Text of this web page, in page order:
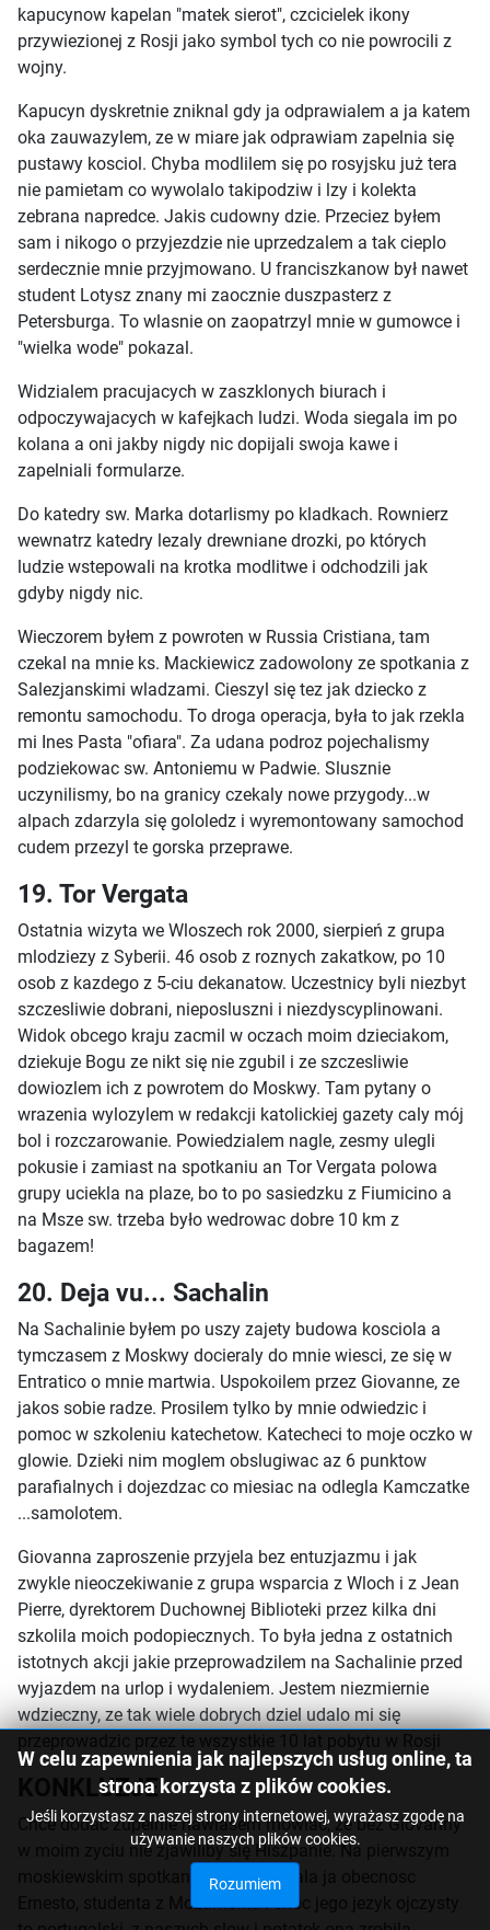
kapucynow kapelan "matek sierot", czcicielek ikony
przywiezionej z Rosji jako symbol tych co nie powrocili z
wojny.
Kapucyn dyskretnie zniknal gdy ja odprawialem a ja katem
oka zauwazylem, ze w miare jak odprawiam zapelnia się
pustawy kosciol. Chyba modlilem się po rosyjsku już tera
nie pamietam co wywolalo takipodziw i lzy i kolekta
zebrana napredce. Jakis cudowny dzie. Przeciez byłem
sam i nikogo o przyjezdzie nie uprzedzalem a tak cieplo
serdecznie mnie przyjmowano. U franciszkanow był nawet
student Lotysz znany mi zaocznie duszpasterz z
Petersburga. To wlasnie on zaopatrzyl mnie w gumowce i
"wielka wode" pokazal.
Widzialem pracujacych w zaszklonych biurach i
odpoczywajacych w kafejkach ludzi. Woda siegala im po
kolana a oni jakby nigdy nic dopijali swoja kawe i
zapelniali formularze.
Do katedry sw. Marka dotarlismy po kladkach. Rownierz
wewnatrz katedry lezaly drewniane drozki, po których
ludzie wstepowali na krotka modlitwe i odchodzili jak
gdyby nigdy nic.
Wieczorem byłem z powroten w Russia Cristiana, tam
czekal na mnie ks. Mackiewicz zadowolony ze spotkania z
Salezjanskimi wladzami. Cieszyl się tez jak dziecko z
remontu samochodu. To droga operacja, była to jak rzekla
mi Ines Pasta "ofiara". Za udana podroz pojechalismy
podziekowac sw. Antoniemu w Padwie. Slusznie
uczynilismy, bo na granicy czekaly nowe przygody...w
alpach zdarzyla się gololedz i wyremontowany samochod
cudem przezyl te gorska przeprawe.
19. Tor Vergata
Ostatnia wizyta we Wloszech rok 2000, sierpień z grupa
mlodziezy z Syberii. 46 osob z roznych zakatkow, po 10
osob z kazdego z 5-ciu dekanatow. Uczestnicy byli niezbyt
szczesliwie dobrani, nieposluszni i niezdyscyplinowani.
Widok obcego kraju zacmil w oczach moim dzieciakom,
dziekuje Bogu ze nikt się nie zgubil i ze szczesliwie
dowiozlem ich z powrotem do Moskwy. Tam pytany o
wrazenia wylozylem w redakcji katolickiej gazety caly mój
bol i rozczarowanie. Powiedzialem nagle, zesmy ulegli
pokusie i zamiast na spotkaniu an Tor Vergata polowa
grupy uciekla na plaze, bo to po sasiedzku z Fiumicino a
na Msze sw. trzeba było wedrowac dobre 10 km z
bagazem!
20. Deja vu... Sachalin
Na Sachalinie byłem po uszy zajety budowa kosciola a
tymczasem z Moskwy docieraly do mnie wiesci, ze się w
Entratico o mnie martwia. Uspokoilem przez Giovanne, ze
jakos sobie radze. Prosilem tylko by mnie odwiedzic i
pomoc w szkoleniu katechetow. Katecheci to moje oczko w
glowie. Dzieki nim moglem obslugiwac az 6 punktow
parafialnych i dojezdzac co miesiac na odlegla Kamczatke
...samolotem.
Giovanna zaproszenie przyjela bez entuzjazmu i jak
zwykle nieoczekiwanie z grupa wsparcia z Wloch i z Jean
Pierre, dyrektorem Duchownej Biblioteki przez kilka dni
szkolila moich podopiecznych. To była jedna z ostatnich
istotnych akcji jakie przeprowadzilem na Sachalinie przed
wyjazdem na urlop i wydaleniem. Jestem niezmiernie
wdzieczny, ze tak wiele dobrych dziel udalo mi się
KONKLUZJE
Chce dodac zupelnie nawiasem mowiac, ze bez Giovanny
w moim zyciu nie zjawiliby się Hiszpanie. Na pierwszym
moskiewskim spotkaniu zaintrygowala ja obecnosc
Ernesto, studenta z Mozambiku i choc jego jezyk ojczysty
W celu zapewnienia jak najlepszych usług online, ta
strona korzysta z plików cookies.
Jeśli korzystasz z naszej strony internetowej, wyrażasz zgodę na
używanie naszych plików cookies.
Rozumiem